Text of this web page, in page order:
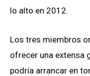
lo alto en 2012.
Los tres miembros
ofrecer una extensa
podría arrancar en